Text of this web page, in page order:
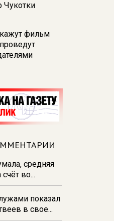
Чукотки
фильм
две
осудили за
дорог
средняя
счёт во...
показал
в свое...